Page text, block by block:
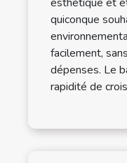
quiconque
facilement,
dépenses. Le
rapidité de